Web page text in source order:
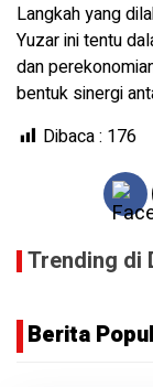
Langkah yang
Yuzar ini tentu
dan
bentuk sinergi
Dibaca : 176
Trending di
Berita